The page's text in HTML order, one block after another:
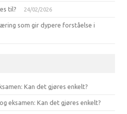
til? 24/02/2026
som gir dypere forståelse i
Kan det gjøres enkelt?
eksamen: Kan det gjøres enkelt?